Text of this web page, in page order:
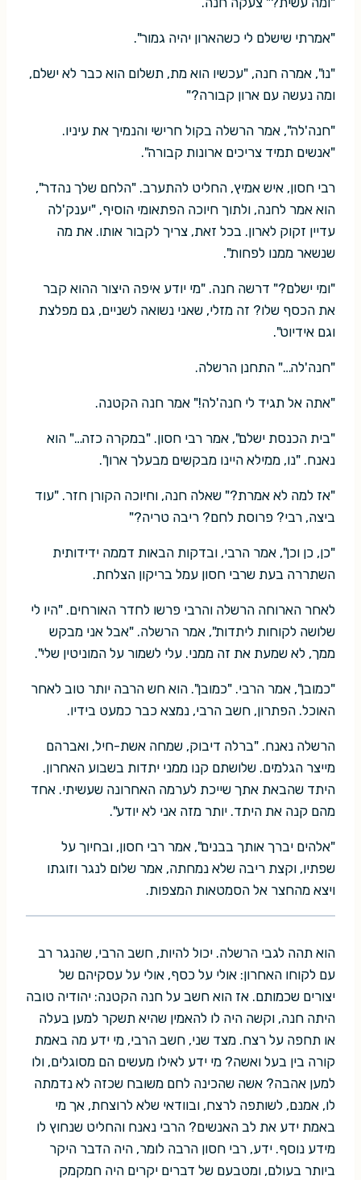
"אמרתי שישלם לי כשהארון יהיה גמור".
"נו", אמרה חנה, "עכשיו הוא מת, תשלום הוא כבר לא ישלם,
ומה נעשה עם ארון קבורה?"
"חנה'לה", אמר הרשלה בקול חרישי והנמיך את עיניו.
"אנשים תמיד צריכים ארונות קבורה".
רבי חסון, איש אמיץ, החליט להתערב. "הלחם שלך נהדר",
הוא אמר לחנה, ולתוך חיוכה הפתאומי הוסיף, "יענק'לה
עדיין זקוק לארון. בכל זאת, צריך לקבור אותו. את מה
שנשאר ממנו לפחות".
"ומי ישלם?" דרשה חנה. "מי יודע איפה היצור ההוא קבר
את הכסף שלו? זה מזלי, שאני נשואה לשניים, גם מפלצת
וגם אידיוט".
"חנה'לה…" התחנן הרשלה.
"אתה אל תגיד לי חנה'לה!" אמר חנה הקטנה.
"בית הכנסת ישלם", אמר רבי חסון. "במקרה כזה…" הוא
נאנח. "נו, ממילא היינו מבקשים מבעלך ארון".
"אז למה לא אמרת?" שאלה חנה, וחיוכה הקורן חזר. "עוד
ביצה, רבי? פרוסת לחם? ריבה טריה?"
"כן, כן וכן", אמר הרבי, ובדקות הבאות דממה ידידותית
השתררה בעת שרבי חסון עמל בריקון הצלחת.
לאחר הארוחה הרשלה והרבי פרשו לחדר האורחים. "היו לי
שלושה לקוחות ליתדות", אמר הרשלה. "אבל אני מבקש
ממך, לא שמעת את זה ממני. עלי לשמור על המוניטין שלי".
"כמובן", אמר הרבי. "כמובן". הוא חש הרבה יותר טוב לאחר
האוכל. הפתרון, חשב הרבי, נמצא כבר כמעט בידיו.
הרשלה נאנח. "ברלה דיבוק, שמחה אשת-חיל, ואברהם
מייצר הגלמים. שלושתם קנו ממני יתדות בשבוע האחרון.
היתד שהבאת אתך שייכת לערמה האחרונה שעשיתי. אחד
מהם קנה את היתד. יותר מזה אני לא יודע".
"אלהים יברך אותך בבנים", אמר רבי חסון, ובחיוך על
שפתיו, וקצת ריבה שלא נמחתה, אמר שלום לנגר וזוגתו
ויצא מהחצר אל הסמטאות המצפות.
הוא תהה לגבי הרשלה. יכול להיות, חשב הרבי, שהנגר רב
עם לקוחו האחרון: אולי על כסף, אולי על עסקיהם של
יצורים שכמותם. אז הוא חשב על חנה הקטנה: יהודיה טובה
היתה חנה, וקשה היה לו להאמין שהיא תשקר למען בעלה
או תחפה על רצח. מצד שני, חשב הרבי, מי ידע מה באמת
קורה בין בעל ואשה? מי ידע לאילו מעשים הם מסוגלים, ולו
למען אהבה? אשה שהכינה לחם משובח שכזה לא נדמתה
לו, אמנם, לשותפה לרצח, ובוודאי שלא לרוצחת, אך מי
באמת ידע את לב האנשים? הרבי נאנח והחליט שנחוץ לו
מידע נוסף. ידע, רבי חסון הרבה לומר, היה הדבר היקר
ביותר בעולם, ומטבעם של דברים יקרים היה חמקמק